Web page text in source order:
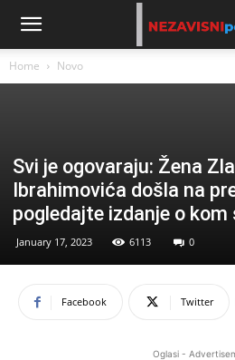
Home Novo
Svi je ogovaraju: Žena
Ibrahimovića došla na
pogledajte izdanje o kom
January 17, 2023 6113 0
Facebook Twitter
Oglasi -